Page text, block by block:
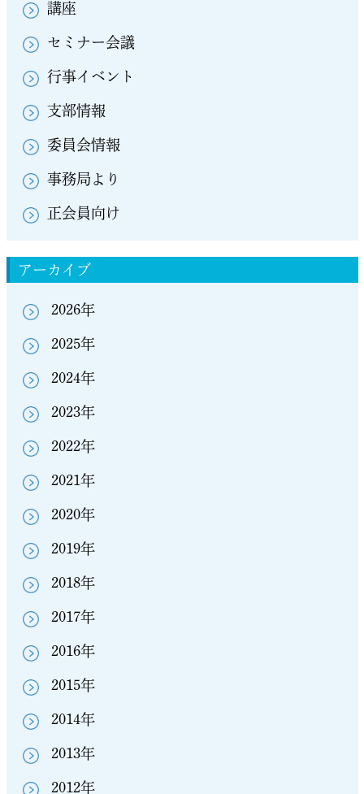
講座
セミナー会議
行事イベント
支部情報
委員会情報
事務局より
正会員向け
アーカイブ
2026年
2025年
2024年
2023年
2022年
2021年
2020年
2019年
2018年
2017年
2016年
2015年
2014年
2013年
2012年